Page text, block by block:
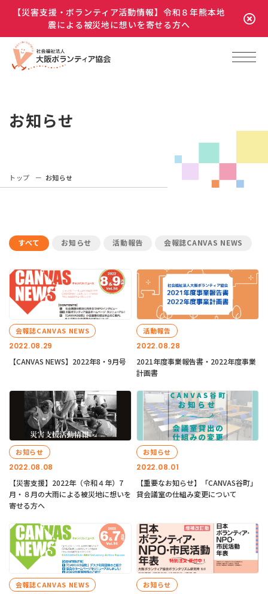
【災害支援・ボランティア活動情報】令和８年熊本地
震による被災地に想いを寄せる方へ
お知らせ
トップ お知らせ
すべて お知らせ 活動報告 会報誌CANVAS NEWS
2022.08.29
会報誌CANVAS NEWS
【CANVAS NEWS】2022年8・9月号
2022.08.28
活動報告
2021年度事業報告書・2022年度事業
計画書
2022.08.08
お知らせ
【災害支援】2022年（令和４年）7
月・８月の大雨による被災地に想いを
寄せる方へ
2022.08.01
お知らせ
【重要なお知らせ】「CANVAS谷町」
貸会議室の仕組み変更について
会報誌CANVAS NEWS お知らせ